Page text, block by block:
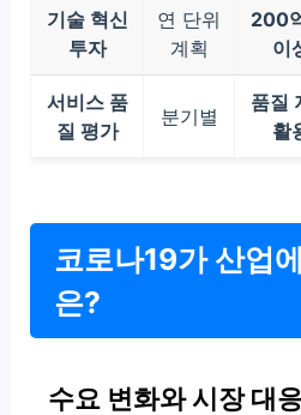
기술 혁신
투자
연 단위
계획
200
이
서비스 품
질 평가
분기별
품질
활
코로나19가 산업
은?
수요 변화와 시장 대